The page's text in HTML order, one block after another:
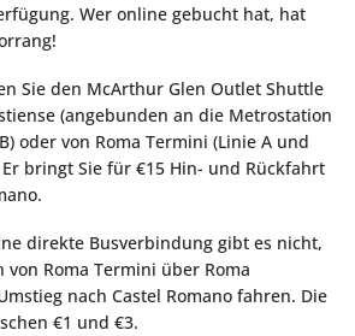
Wer online gebucht hat, hat
Sie den McArthur Glen Outlet Shuttle
(angebunden an die Metrostation
oder von Roma Termini (Linie A und
bringt Sie für €15 Hin- und Rückfahrt
direkte Busverbindung gibt es nicht,
von Roma Termini über Roma
nach Castel Romano fahren. Die
€1 und €3.